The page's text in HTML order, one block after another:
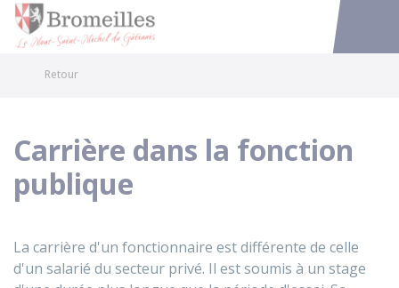
Accéder
Retour
Carrière dans la fonction
publique
La carrière d'un fonctionnaire est différente de celle
d'un salarié du secteur privé. Il est soumis à un stage